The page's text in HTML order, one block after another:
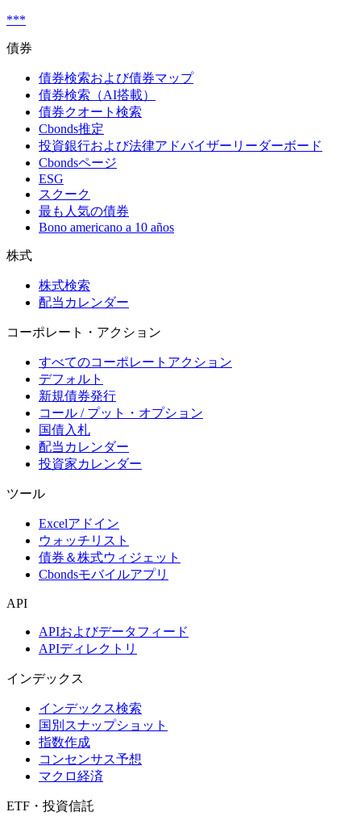
***
債券
債券検索および債券マップ
債券検索（AI搭載）
債券クオート検索
Cbonds推定
投資銀行および法律アドバイザーリーダーボード
Cbondsページ
ESG
スクーク
最も人気の債券
Bono americano a 10 años
株式
株式検索
配当カレンダー
コーポレート・アクション
すべてのコーポレートアクション
デフォルト
新規債券発行
コール / プット・オプション
国債入札
配当カレンダー
投資家カレンダー
ツール
Excelアドイン
ウォッチリスト
債券＆株式ウィジェット
Cbondsモバイルアプリ
API
APIおよびデータフィード
APIディレクトリ
インデックス
インデックス検索
国別スナップショット
指数作成
コンセンサス予想
マクロ経済
ETF・投資信託